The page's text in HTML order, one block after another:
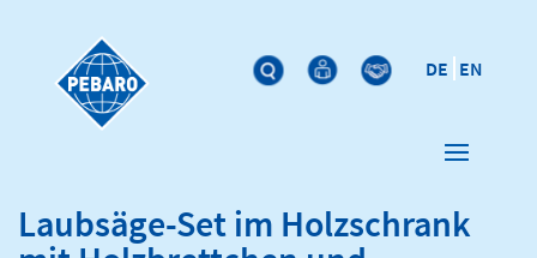
DE EN
Laubsäge-Set im Holzschrank